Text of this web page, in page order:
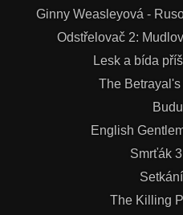
Ginny Weasleyová -
Odstřelovač 2:
Lesk a bída
The
English
Smrťák
The Killing